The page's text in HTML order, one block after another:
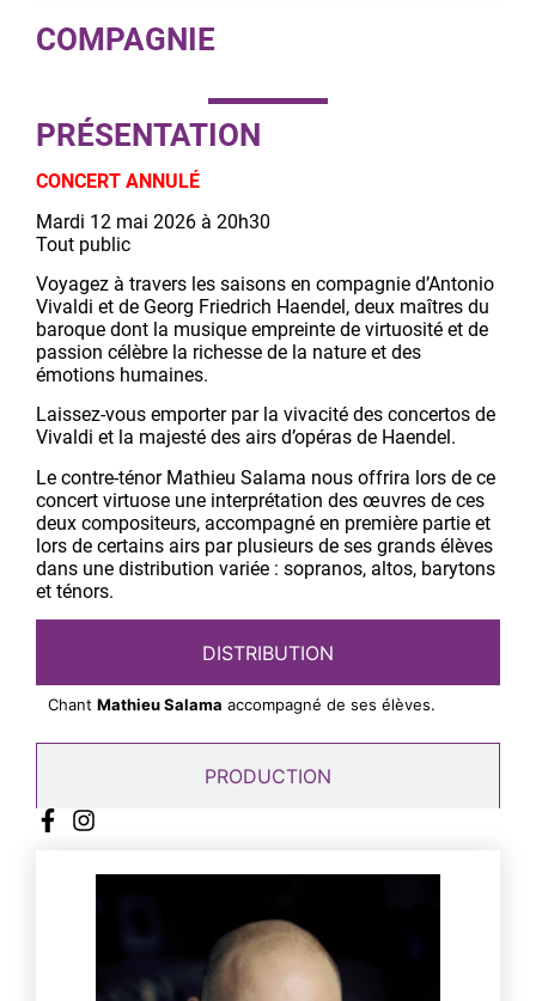
COMPAGNIE
PRÉSENTATION
CONCERT ANNULÉ
Mardi 12 mai 2026 à 20h30
Tout public
Voyagez à travers les saisons en compagnie d’Antonio
Vivaldi et de Georg Friedrich Haendel, deux maîtres du
baroque dont la musique empreinte de virtuosité et de
passion célèbre la richesse de la nature et des
émotions humaines.
Laissez-vous emporter par la vivacité des concertos de
Vivaldi et la majesté des airs d’opéras de Haendel.
Le contre-ténor Mathieu Salama nous offrira lors de ce
concert virtuose une interprétation des œuvres de ces
deux compositeurs, accompagné en première partie et
lors de certains airs par plusieurs de ses grands élèves
dans une distribution variée : sopranos, altos, barytons
et ténors.
DISTRIBUTION
PRODUCTION
Chant Mathieu Salama accompagné de ses élèves.